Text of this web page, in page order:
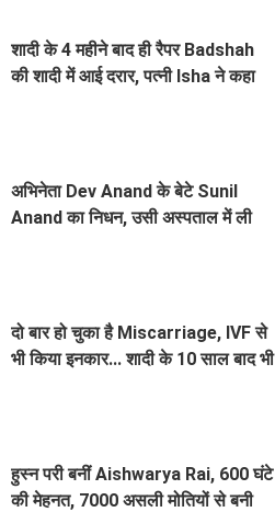
शादी के 4 महीने बाद ही रैपर Badshah
की शादी में आई दरार, पत्नी Isha ने कहा
अभिनेता Dev Anand के बेटे Sunil
Anand का निधन, उसी अस्पताल में ली
दो बार हो चुका है Miscarriage, IVF से
भी किया इनकार... शादी के 10 साल बाद भी
हुस्न परी बनीं Aishwarya Rai, 600 घंटे
की मेहनत, 7000 असली मोतियों से बनी